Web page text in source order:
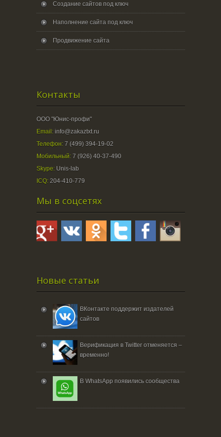
Создание сайтов под ключ
Наполнение сайта под ключ
Продвижение сайта
Контакты
ООО "Юнис-профи"
Email: info@zakaztxt.ru
Телефон:7 (499) 394-19-02
Мобильный:7 (926) 40-37-490
Skype: Unis-lab
ICQ:204-410-779
Мы в соцсетях
Новые статьи
ВКонтакте поддержит издателей
сайтов
Верификация в Twitter отменяется –
временно!
В WhatsApp появились сообщества